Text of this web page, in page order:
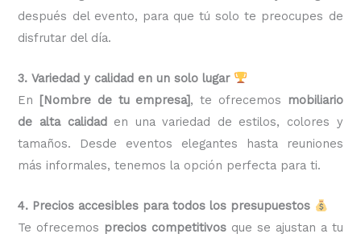
después del evento, para que tú solo te preocupes de
disfrutar del día.
3. Variedad y calidad en un solo lugar
En [Nombre de tu empresa], te ofrecemos
mobiliario
de alta calidaden una variedad de estilos, colores y
tamaños. Desde eventos elegantes hasta reuniones
más informales, tenemos la opción perfecta para ti.
4. Precios accesibles para todos los presupuestos
Te ofrecemos precios competitivos que se ajustan a tu